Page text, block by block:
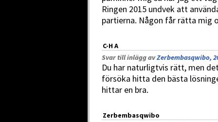
Ringen 2015 undvek att
partierna. Någon får rätta mig
C-H A
Svar till inlägg avZerbembasqwibo,
Du har naturligtvis rätt, men
försöka hitta den bästa
hittar en bra.
Zerbembasqwibo